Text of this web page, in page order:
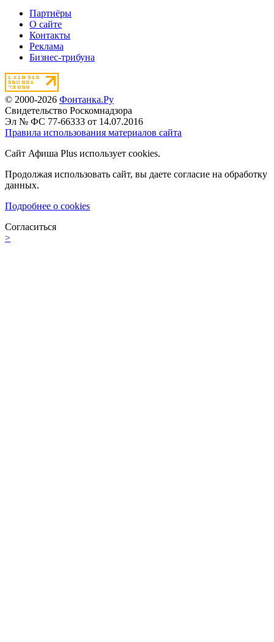
Партнёры
О сайте
Контакты
Реклама
Бизнес-трибуна
© 2000-2026 Фонтанка.Ру
Свидетельство Роскомнадзора
Эл № ФС 77-66333 от 14.07.2016
Правила использования материалов сайта
Сайт Афиша Plus использует cookies.
Продолжая использовать сайт, вы даете согласие на обработку
данных.
Подробнее о cookies
Согласиться
>